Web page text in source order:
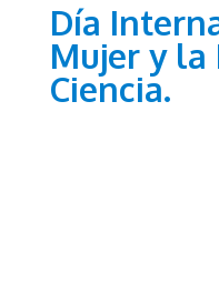
Día
Mujer y la
Ciencia.